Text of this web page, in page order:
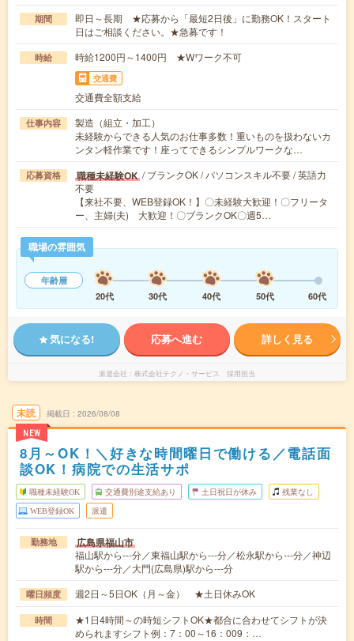
期間
即日～長期 ★応募から「最短2日後」に勤務OK！スタート
日はご相談ください。★急募です！
時給 時給1200円～1400円 ★Wワーク不可
交通費
交通費全額支給
仕事内容
製造（組立・加工）
未経験からできる人気のお仕事多数！重いものを扱わないカ
ンタン軽作業です！座ってできるシンプルワークな…
応募資格 職種未経験OK / ブランクOK / パソコンスキル不要 / 英語力
不要
【来社不要、WEB登録OK！】〇未経験大歓迎！〇フリータ
ー、主婦(夫) 大歓迎！〇ブランクOK〇週5…
職場の雰囲気
年齢層
20代
30代 40代 50代 60代
気になる! 応募へ進む 詳しく見る
派遣会社 株式会社テクノ・サービス 採用担当
未読
NEW
掲載日 2026/08/08
8月～OK！＼好きな時間曜日で働ける／電話面
談OK！病院での生活サポ
職種未経験OK 交通費別途支給あり 土日祝日が休み 残業なし
WEB登録OK 派遣
勤務地 広島県福山市
福山駅から---分／東福山駅から---分／松永駅から---分／神辺
駅から---分／大門(広島県)駅から---分
曜日頻度 週2日～5日OK（月～金） ★土日休みOK
時間
★1日4時間～の時短シフトOK★都合に合わせてシフトが決
められますシフト例：7：00～16：009：…